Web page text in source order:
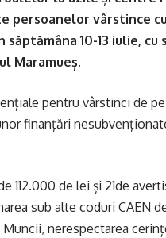
persoanelor vârstince
10-13 iulie, cu
Maramueș.
pentru vârstinci de pe
finanțări
112.000 de lei și 21de
sub alte coduri CAEN
nerespectarea